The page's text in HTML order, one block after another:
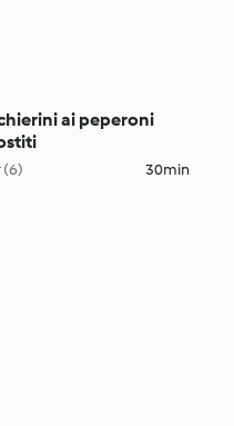
ai peperoni
(6) 30min